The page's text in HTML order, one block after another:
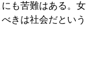
も苦難はある。女
きは社会だという